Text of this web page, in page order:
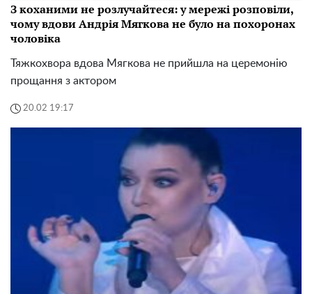
З коханими не розлучайтеся: у мережі розповіли,
чому вдови Андрія Мягкова не було на похоронах
чоловіка
Тяжкохвора вдова Мягкова не прийшла на церемонію
прощання з актором
20.02 19:17